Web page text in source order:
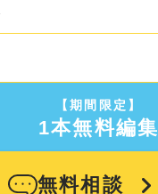
【期間限定】
1本無料編集
無料相談